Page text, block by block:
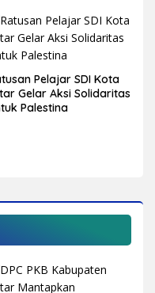
Pelajar SDI Kota
Gelar Aksi Solidaritas
Palestina